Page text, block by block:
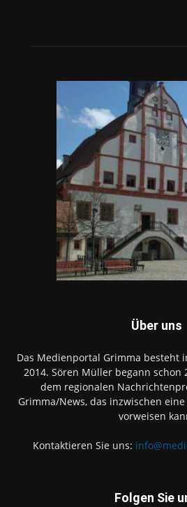
Über uns
Das Medienportal Grimma besteht
2014. Sören Müller begann schon
dem regionalen
Grimma/News, das inzwischen
vorweisen
Kontaktieren Sie uns:
Folgen Sie